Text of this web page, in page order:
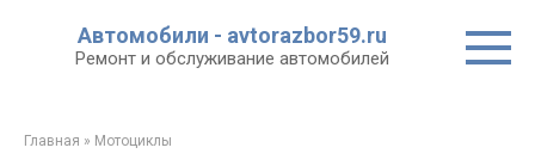
Автомобили - avtorazbor59.ru
Ремонт и обслуживание автомобилей
Главная » Мотоциклы